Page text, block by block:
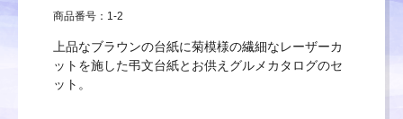
商品番号：1-2
上品なブラウンの台紙に菊模様の繊細なレーザーカ
ットを施した弔文台紙とお供えグルメカタログのセ
ット。